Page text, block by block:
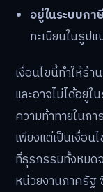
อยู่ในระบบภ
ทะเบียนในรูป
เงื่อนไขนี้ทำให้ร้า
และอาจไม่ได้อยู่
ความท้าทายในก
เพียงแต่เป็นเงื่อน
ที่ธุรกรรมทั้งหมด
หน่วยงานภาครัฐ